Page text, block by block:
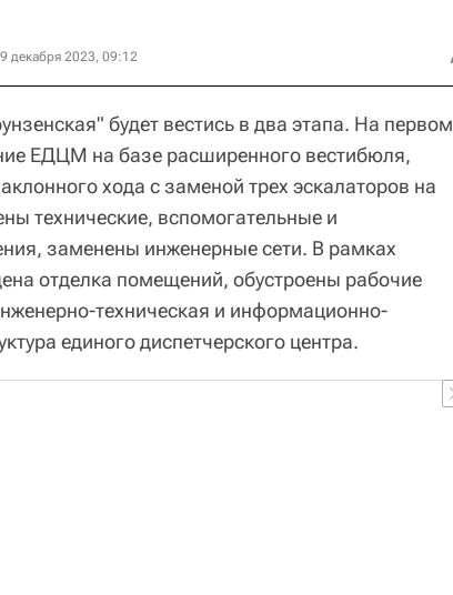
декабря 2023, 09:12
будет вестись в два этапа. На первом
ЕДЦМ на базе расширенного вестибюля,
хода с заменой трех эскалаторов на
технические, вспомогательные и
заменены инженерные сети. В рамках
отделка помещений, обустроены рабочие
техническая и информационно-
единого диспетчерского центра.